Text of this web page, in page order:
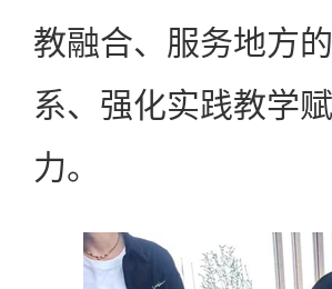
教融合、服务地方
系、强化实践教学
力。